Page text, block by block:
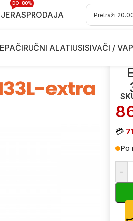
RASPRODAJA
DO -80%
RUČNI ALATIUSISIVAČI /
- stubne bušilice Električna stolna –
💳
Po
-